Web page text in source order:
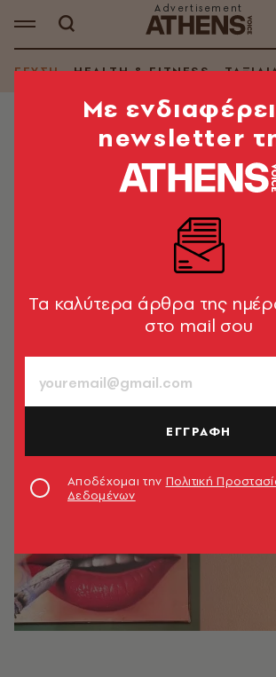
ΓΕΥΣΗ HEALTH & FITNESS
ΘΕΜΑΤΑ ΓΕΥΣΗΣ
Ποτάδικο: Βινύλια,
και πολύ κέφι στο νέο
στέκι στο Αιγάλεω
Το Ποτάδικο δεν είναι απλώς άλλο ένα
μουσική
Mε
newsletter
Tα καλύτερα άρθρα της
στο mail σου
ΕΓΓΡΑΦΗ
Αποδέχομαι την Πολιτική
Δεδομένων